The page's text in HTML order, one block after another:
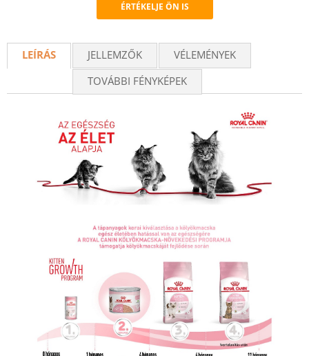
Recommend
ÉRTÉKELJE ÖN IS
LEÍRÁS JELLEMZŐK
VÉLEMÉNYEK
TOVÁBBI FÉNYKÉPEK